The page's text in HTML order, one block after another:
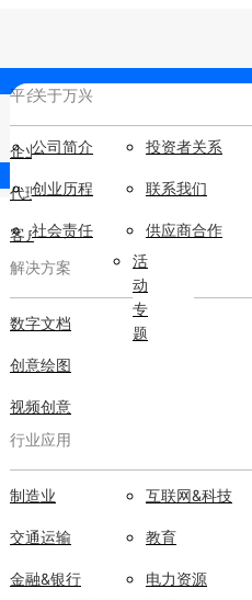
AIGC数字创意
视频创意
万兴剧厂
AI驱动的一站式精品影视内容创作平
台
AI赋能，你也是剪辑大师
万兴天幕
一句话生成视频/图片/音乐
让照片动起来
实用工具
万兴恢复专家
平台服务
企业用户
代理商
客户案例
解决方案
数字文档
创意绘图
视频创意
行业应用
制造业
交通运输
金融&银行
互联网&科技
教育
电力资源
新
动
活
动
专
题
关于万兴
公司简介
创业历程
社会责任
投资者关系
联系我们
供应商合作